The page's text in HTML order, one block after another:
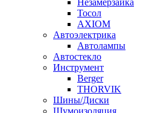
Тосол
AXIOM
Автоэлектрика
Автолампы
Автостекло
Инструмент
Berger
THORVIK
Шины/Диски
Шумоизоляция